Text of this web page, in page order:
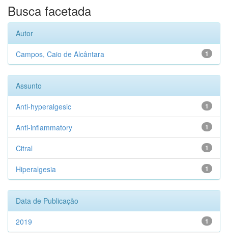
Busca facetada
Autor
1
Campos, Caio de Alcântara
Assunto
1
Anti-hyperalgesic
1
Anti-inflammatory
1
Citral
1
Hiperalgesia
Data de Publicação
1
2019